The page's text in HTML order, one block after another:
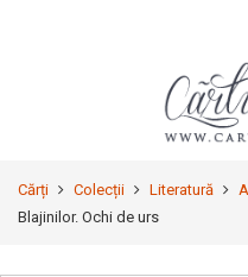
Cărți Colecții Literatură
Blajinilor. Ochi de urs